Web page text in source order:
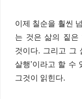
이제 칠순을 훨씬
는 것은 삶의 짙은
것이다. 그리고 그
살행’이라고 할 수
그것이 읽힌다.